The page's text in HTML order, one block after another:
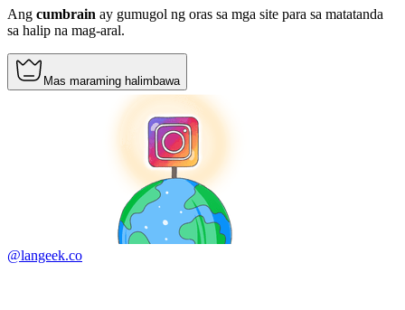
Ang cumbrain ay gumugol ng oras sa mga site para sa matatanda
sa halip na mag-aral.
Mas maraming halimbawa
@langeek.co